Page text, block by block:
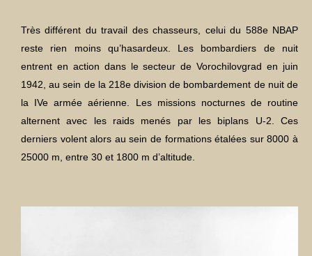
Très différent du travail des chasseurs, celui du 588e NBAP
reste rien moins qu’hasardeux. Les bombardiers de nuit
entrent en action dans le secteur de Vorochilovgrad en juin
1942, au sein de la 218e division de bombardement de nuit de
la IVe armée aérienne. Les missions nocturnes de routine
alternent avec les raids menés par les biplans U-2. Ces
derniers volent alors au sein de formations étalées sur 8000 à
25000 m, entre 30 et 1800 m d’altitude.